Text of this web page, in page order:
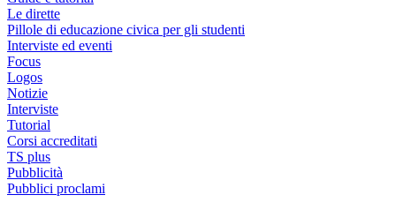
Le dirette
Pillole di educazione civica per gli studenti
Interviste ed eventi
Focus
Logos
Notizie
Interviste
Tutorial
Corsi accreditati
TS plus
Pubblicità
Pubblici proclami